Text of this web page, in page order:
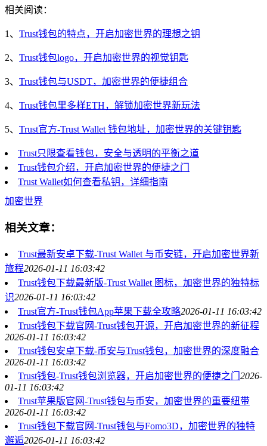
相关阅读：
1、 Trust钱包的特点，开启加密世界的理想之钥
2、 Trust钱包logo，开启加密世界的视觉钥匙
3、 Trust钱包与USDT，加密世界的便捷组合
4、 Trust钱包里多样ETH，解锁加密世界新玩法
5、 Trust官方-Trust Wallet 钱包地址，加密世界的关键钥匙
Trust只限查看钱包，安全与透明的平衡之道
Trust钱包介绍，开启加密世界的便捷之门
Trust Wallet如何查看私钥，详细指南
加密世界
相关文章：
Trust最新安卓下载-Trust Wallet 与币安链，开启加密世界新
旅程2026-01-11 16:03:42
Trust钱包下载最新版-Trust Wallet 图标，加密世界的独特标
识2026-01-11 16:03:42
Trust官方-Trust钱包App苹果下载全攻略2026-01-11 16:03:42
Trust钱包下载官网-Trust钱包开源，开启加密世界的新征程
2026-01-11 16:03:42
Trust钱包安卓下载-币安与Trust钱包，加密世界的深度融合
2026-01-11 16:03:42
Trust钱包-Trust钱包浏览器，开启加密世界的便捷之门 2026-
01-11 16:03:42
Trust苹果版官网-Trust钱包与币安，加密世界的重要纽带
2026-01-11 16:03:42
Trust钱包下载官网-Trust钱包与Fomo3D，加密世界的独特
邂逅2026-01-11 16:03:42